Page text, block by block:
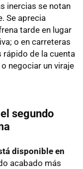
inercias se notan
Se aprecia
tarde en lugar
o en carreteras
rápido de la cuenta
negociar un viraje
segundo
disponible en
acabado más